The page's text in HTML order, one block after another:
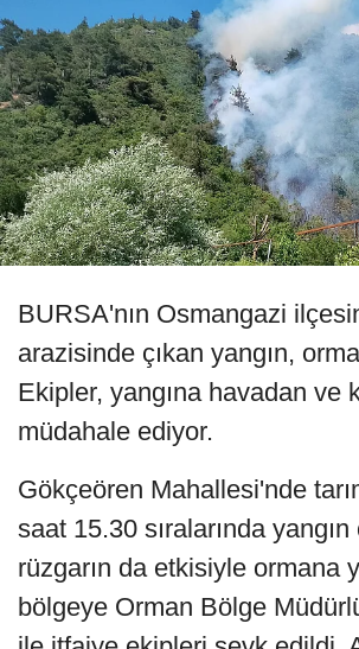
BURSA'nın Osmangazi
arazisinde çıkan yangın,
Ekipler, yangına havadan ve
müdahale ediyor.
Gökçeören Mahallesi'nde
saat 15.30 sıralarında yangın
rüzgarın da etkisiyle ormana
bölgeye Orman Bölge